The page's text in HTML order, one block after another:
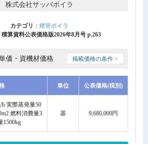
株式会社サッパボイラ
カテゴリ ： 煙管ボイラ
算資料公表価格版2026年8月号 p.263
価・資機材価格 掲載価格の条件 >
単位 公表価格(税別)
h 実際蒸発量50
燃料消費量3
1500kg
基 9,680,000円